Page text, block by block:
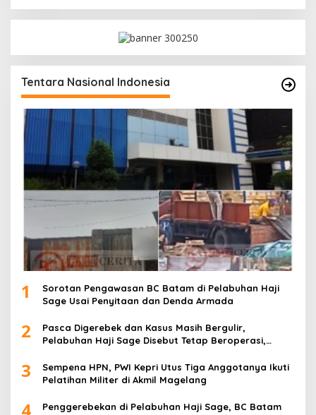
Tentara Nasional Indonesia
1
Sorotan Pengawasan BC Batam di Pelabuhan Haji
Sage Usai Penyitaan dan Denda Armada
2
Pasca Digerebek dan Kasus Masih Bergulir,
Pelabuhan Haji Sage Disebut Tetap Beroperasi,
3
Sempena HPN, PWI Kepri Utus Tiga Anggotanya Ikuti
Pelatihan Militer di Akmil Magelang
4
Penggerebekan di Pelabuhan Haji Sage, BC Batam